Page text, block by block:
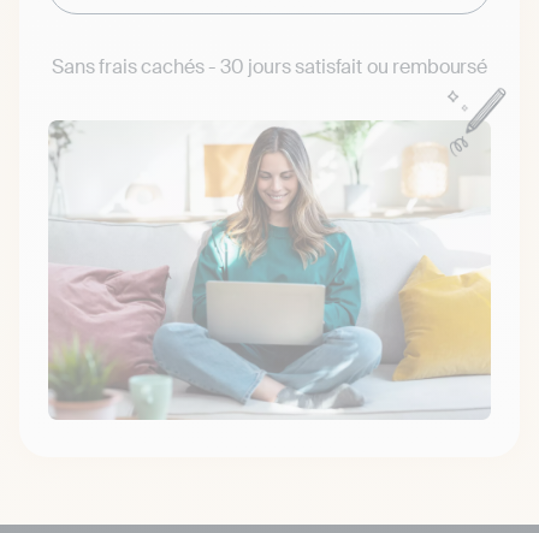
Sans frais cachés - 30 jours satisfait ou remboursé